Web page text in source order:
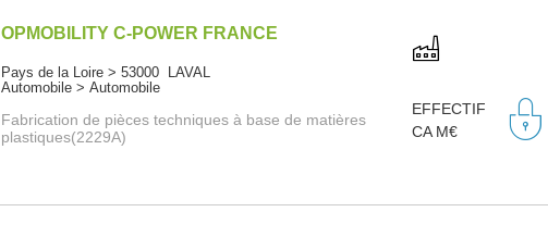
OPMOBILITY C-POWER FRANCE
Pays de la Loire > 53000 LAVAL
Automobile > Automobile
Fabrication de pièces techniques à base de matières
plastiques(2229A)
EFFECTIF
CA M€